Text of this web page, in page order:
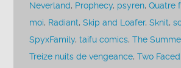
Neverland, Prophecy, psyren,Quatre
moi, Radiant,Skip and Loafer,Sknit,
SpyxFamily,taifu comics,The
Treize nuits de vengeance,Two